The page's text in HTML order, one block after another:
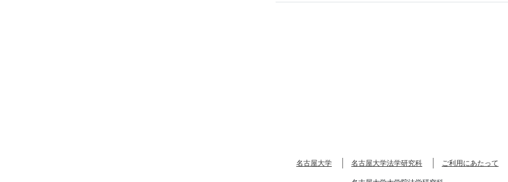
名古屋大学 名古屋大学法学研究科
ご利用にあたって